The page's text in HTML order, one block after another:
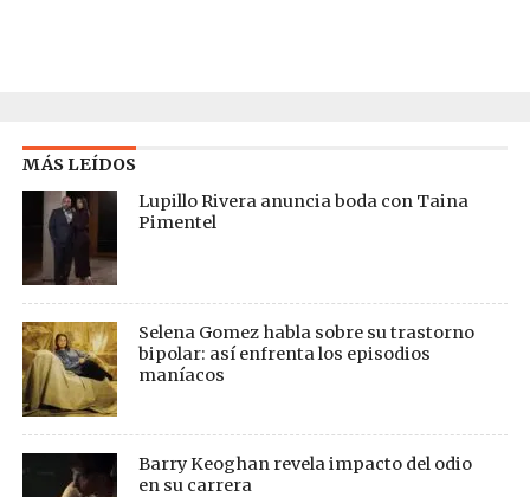
MÁS LEÍDOS
Lupillo Rivera anuncia boda con Taina
Pimentel
Selena Gomez habla sobre su trastorno
bipolar: así enfrenta los episodios
maníacos
Barry Keoghan revela impacto del odio
en su carrera